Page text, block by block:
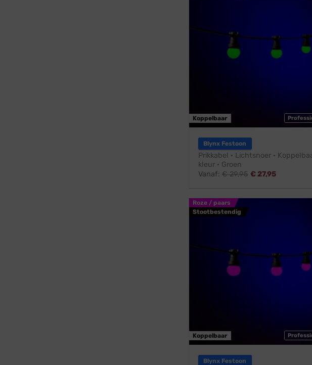
Koppelbaar
Blynx Festoon
Prikkabel · Lichtsnoer ·
kleur · Groen
Vanaf: €29,95 €27,95
Roze / paars
Stootbestendig
Koppelbaar
Blynx Festoon